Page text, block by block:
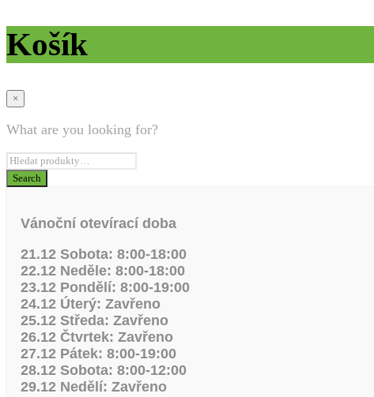
Košík
×
What are you looking for?
Vánoční otevírací doba
21.12 Sobota: 8:00-18:00
22.12 Neděle: 8:00-18:00
23.12 Pondělí: 8:00-19:00
24.12 Úterý: Zavřeno
25.12 Středa: Zavřeno
26.12 Čtvrtek: Zavřeno
27.12 Pátek: 8:00-19:00
28.12 Sobota: 8:00-12:00
29.12 Nedělí: Zavřeno